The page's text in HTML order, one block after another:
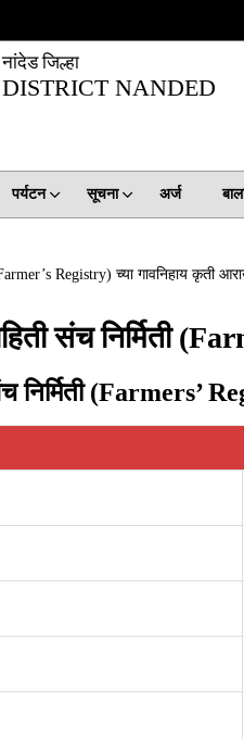
नांदेड जिल्हा
DISTRICT NANDED
पर्यटन सूचना अर्ज
Registry) च्या गावनिहाय कृती
संच निर्मिती
(Farmers’